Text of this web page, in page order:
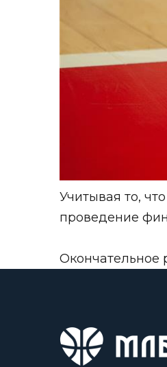
Учитывая то,
проведение
Окончательное